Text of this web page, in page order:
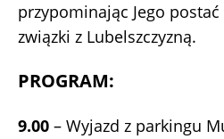
przypominając Jego
związki z Lubelszczyzną.
PROGRAM:
9.00 – Wyjazd z parkingu